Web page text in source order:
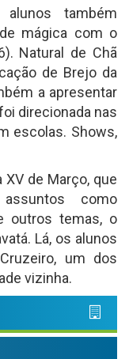
também
mágica com o
Natural de Chã
de Brejo da
a apresentar
direcionada nas
escolas. Shows,
de Março, que
como
outros temas, o
Lá, os alunos
um dos
vizinha.